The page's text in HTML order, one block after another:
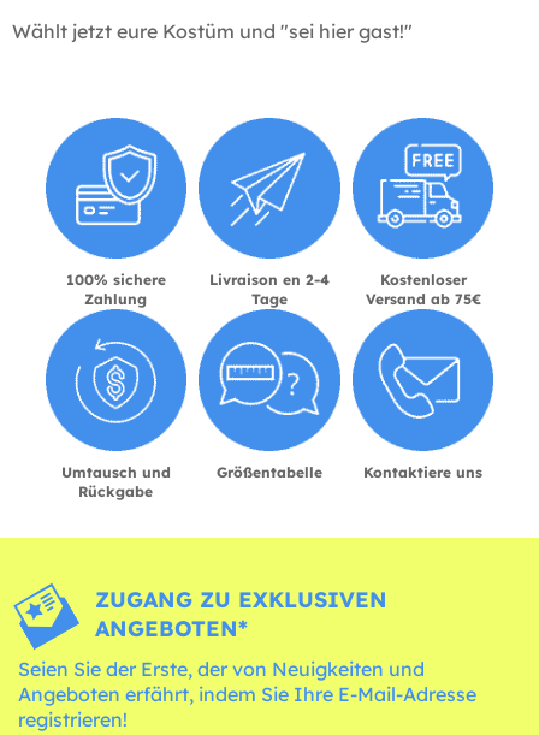
Wählt jetzt eure Kostüm und "sei hier gast!"
100% sichere
Zahlung
Livraison en 2-4
Tage
Kostenloser
Versand ab 75€
Umtausch und
Rückgabe
Größentabelle Kontaktiere uns
ZUGANG ZU EXKLUSIVEN
ANGEBOTEN*
Seien Sie der Erste, der von Neuigkeiten und
Angeboten erfährt, indem Sie Ihre E-Mail-Adresse
registrieren!